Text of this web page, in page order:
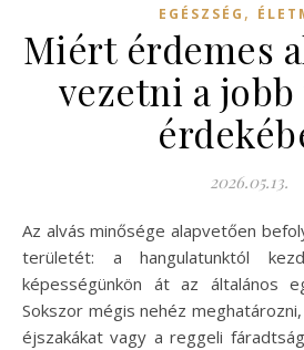
EGÉSZSÉG ,
Miért érdemes
vezetni a
2026.05.13.
Az alvás minősége alapvetően befolyásolja életünk minden
területét: a hangulatunktól
képességünkön át az általános
Sokszor mégis nehéz
éjszakákat vagy a reggeli